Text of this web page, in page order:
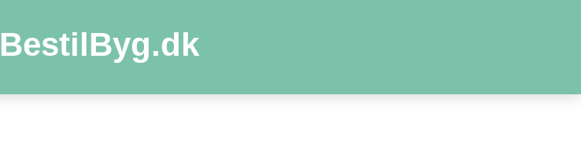
BestilByg.dk